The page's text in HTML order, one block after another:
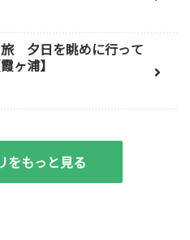
夕日を眺めに行って
ヶ浦】
をもっと見る